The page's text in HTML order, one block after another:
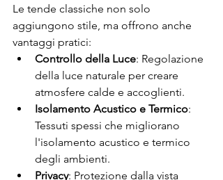
Le tende classiche non solo
aggiungono stile, ma offrono anche
vantaggi pratici:
Controllo della Luce: Regolazione
della luce naturale per creare
atmosfere calde e accoglienti.
Isolamento Acustico e Termico:
Tessuti spessi che migliorano
l'isolamento acustico e termico
degli ambienti.
Privacy: Protezione dalla vista